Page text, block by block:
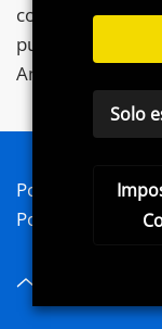
consente ai siti
pubblicitaria
Amazon.it.
Postword 2020 -
Policy - Cookie
Solo